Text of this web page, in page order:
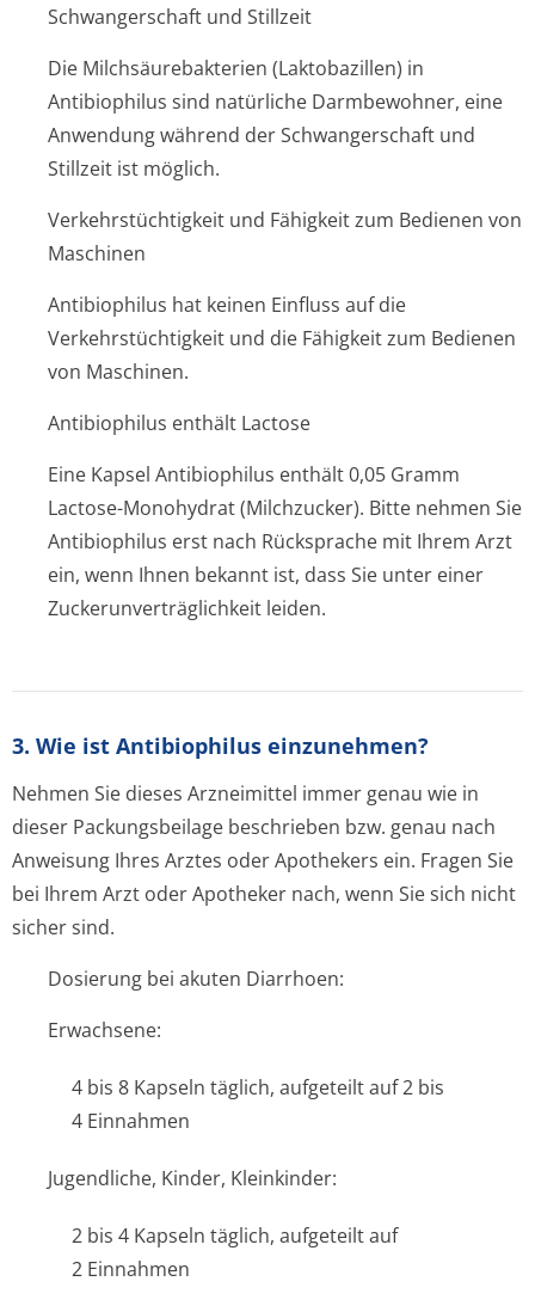
Schwangerschaft und Stillzeit
Die Milchsäurebakterien (Laktobazillen) in
Antibiophilus sind natürliche Darmbewohner, eine
Anwendung während der Schwangerschaft und
Stillzeit ist möglich.
Verkehrstüchtigkeit und Fähigkeit zum Bedienen von
Maschinen
Antibiophilus hat keinen Einfluss auf die
Verkehrstüchtigkeit und die Fähigkeit zum Bedienen
von Maschinen.
Antibiophilus enthält Lactose
Eine Kapsel Antibiophilus enthält 0,05 Gramm
Lactose-Monohydrat (Milchzucker). Bitte nehmen Sie
Antibiophilus erst nach Rücksprache mit Ihrem Arzt
ein, wenn Ihnen bekannt ist, dass Sie unter einer
Zuckerunverträglichke­it leiden.
3. Wie ist Antibiophilus einzunehmen?
Nehmen Sie dieses Arzneimittel immer genau wie in
dieser Packungsbeilage beschrieben bzw. genau nach
Anweisung Ihres Arztes oder Apothekers ein. Fragen Sie
bei Ihrem Arzt oder Apotheker nach, wenn Sie sich nicht
sicher sind.
Dosierung bei akuten Diarrhoen:
Erwachsene:
4 bis 8 Kapseln täglich, aufgeteilt auf 2 bis
4 Einnahmen
Jugendliche, Kinder, Kleinkinder:
2 bis 4 Kapseln täglich, aufgeteilt auf
2 Einnahmen